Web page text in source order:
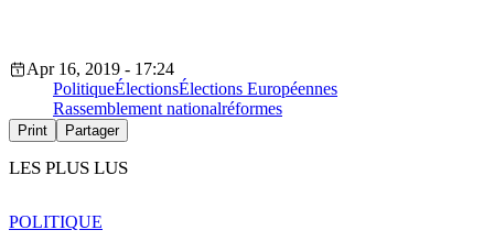
Apr 16, 2019 - 17:24
PolitiqueÉlectionsÉlections Européennes
Rassemblement nationalréformes
Print Partager
LES PLUS LUS
POLITIQUE